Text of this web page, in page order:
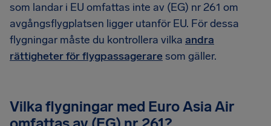
som landar i EU omfattas inte av (EG) nr 261 om
avgångsflygplatsen ligger utanför EU. För dessa
flygningar måste du kontrollera vilka andra
rättigheter för flygpassageraresom gäller.
Vilka flygningar med Euro Asia Air